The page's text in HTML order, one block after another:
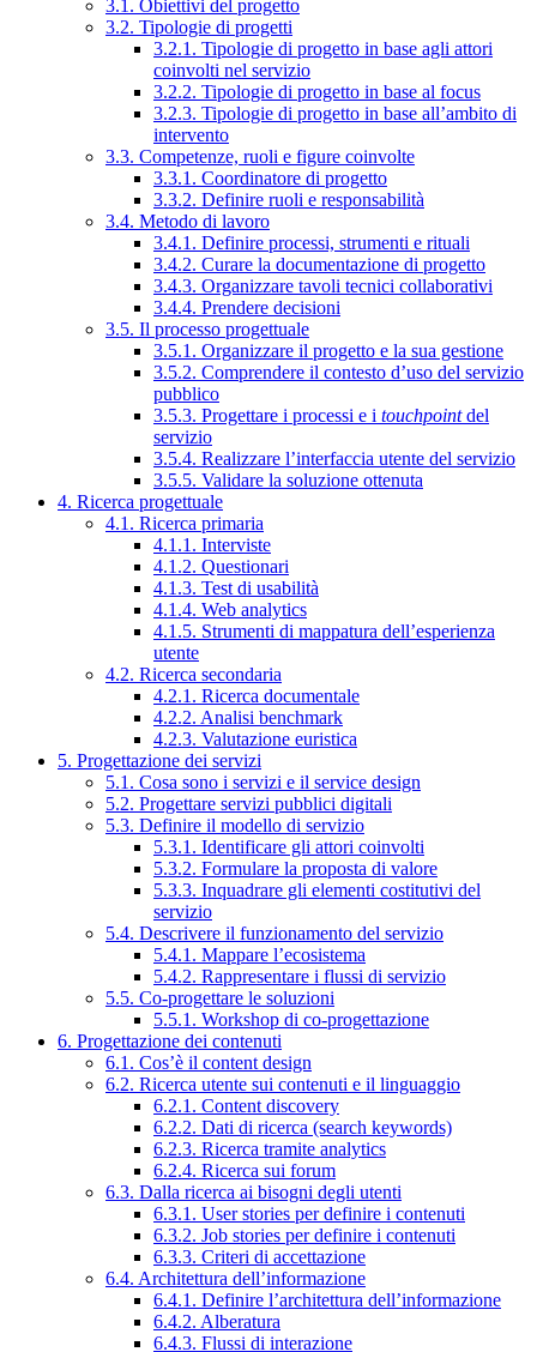
3.1. Obiettivi del progetto
3.2. Tipologie di progetti
3.2.1. Tipologie di progetto in base agli attori
coinvolti nel servizio
3.2.2. Tipologie di progetto in base al focus
3.2.3. Tipologie di progetto in base all’ambito di
intervento
3.3. Competenze, ruoli e figure coinvolte
3.3.1. Coordinatore di progetto
3.3.2. Definire ruoli e responsabilità
3.4. Metodo di lavoro
3.4.1. Definire processi, strumenti e rituali
3.4.2. Curare la documentazione di progetto
3.4.3. Organizzare tavoli tecnici collaborativi
3.4.4. Prendere decisioni
3.5. Il processo progettuale
3.5.1. Organizzare il progetto e la sua gestione
3.5.2. Comprendere il contesto d’uso del servizio
pubblico
3.5.3. Progettare i processi e i touchpointdel
servizio
3.5.4. Realizzare l’interfaccia utente del servizio
3.5.5. Validare la soluzione ottenuta
4. Ricerca progettuale
4.1. Ricerca primaria
4.1.1. Interviste
4.1.2. Questionari
4.1.3. Test di usabilità
4.1.4. Web analytics
4.1.5. Strumenti di mappatura dell’esperienza
utente
4.2. Ricerca secondaria
4.2.1. Ricerca documentale
4.2.2. Analisi benchmark
4.2.3. Valutazione euristica
5. Progettazione dei servizi
5.1. Cosa sono i servizi e il service design
5.2. Progettare servizi pubblici digitali
5.3. Definire il modello di servizio
5.3.1. Identificare gli attori coinvolti
5.3.2. Formulare la proposta di valore
5.3.3. Inquadrare gli elementi costitutivi del
servizio
5.4. Descrivere il funzionamento del servizio
5.4.1. Mappare l’ecosistema
5.4.2. Rappresentare i flussi di servizio
5.5. Co-progettare le soluzioni
5.5.1. Workshop di co-progettazione
6. Progettazione dei contenuti
6.1. Cos’è il content design
6.2. Ricerca utente sui contenuti e il linguaggio
6.2.1. Content discovery
6.2.2. Dati di ricerca (search keywords)
6.2.3. Ricerca tramite analytics
6.2.4. Ricerca sui forum
6.3. Dalla ricerca ai bisogni degli utenti
6.3.1. User stories per definire i contenuti
6.3.2. Job stories per definire i contenuti
6.3.3. Criteri di accettazione
6.4. Architettura dell’informazione
6.4.1. Definire l’architettura dell’informazione
6.4.2. Alberatura
6.4.3. Flussi di interazione